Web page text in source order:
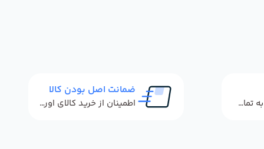
پاسخگویی سریع به تماس‌ها و پیام‌ها
ضمانت اصل بودن کالا
اطمینان از خرید کالای اورجینال